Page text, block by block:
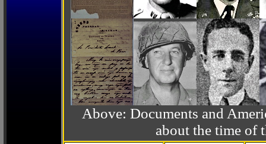
Above: Documents and
about the time of